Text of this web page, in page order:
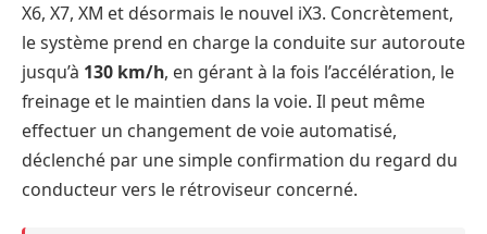
X6, X7, XM et désormais le nouvel iX3. Concrètement,
le système prend en charge la conduite sur autoroute
jusqu’à 130 km/h, en gérant à la fois l’accélération, le
freinage et le maintien dans la voie. Il peut même
effectuer un changement de voie automatisé,
déclenché par une simple confirmation du regard du
conducteur vers le rétroviseur concerné.